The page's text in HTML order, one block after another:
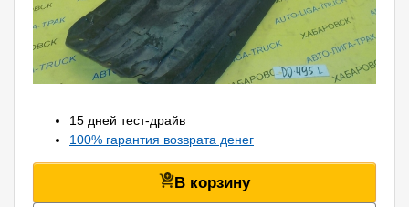
15 дней тест-драйв
100% гарантия возврата денег
В корзину